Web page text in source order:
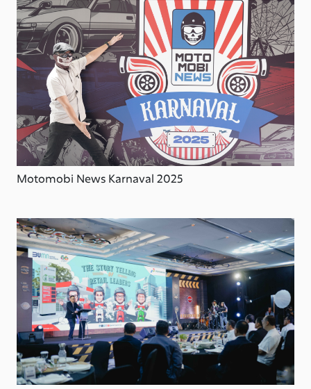
Motomobi News Karnaval 2025